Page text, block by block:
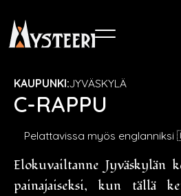
KAUPUNKI:JYVÄSKYLÄ
C-RAPPU
Pelattavissa myös
Elokuvailtanne Jyväskylän
painajaiseksi, kun tällä